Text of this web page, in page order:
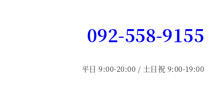
092-558-9155
平日 9:00-20:00 / 土日祝 9:00-19:00